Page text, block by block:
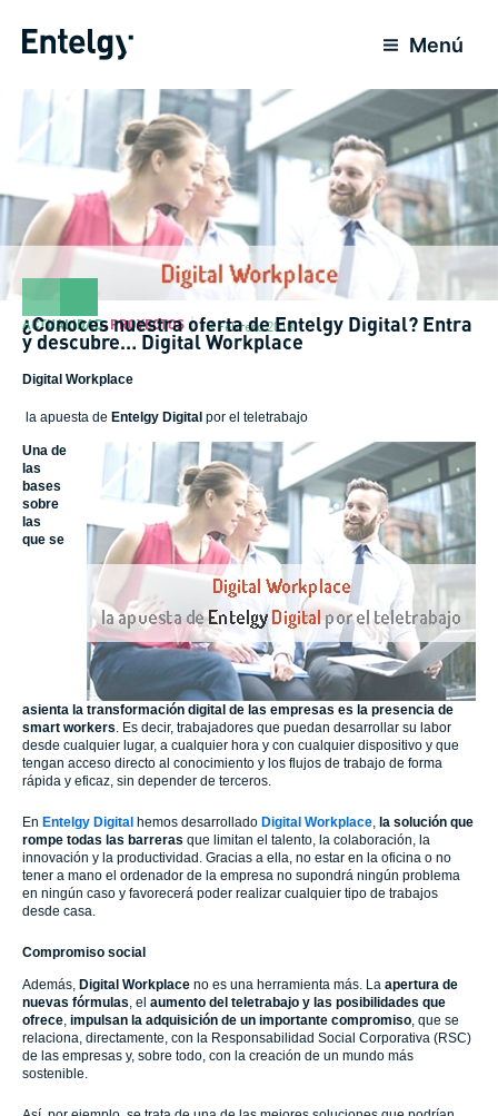
Menú
ACTUALIDAD, PROYECTOS 13 Febrero 2018
¿Conoces nuestra oferta de Entelgy Digital? Entra
y descubre… Digital Workplace
Digital Workplace
la apuesta de Entelgy Digital por el teletrabajo
Una de
las
bases
sobre
las
que se
asienta la transformación digital de las empresas es la presencia de
smart workers . Es decir, trabajadores que puedan desarrollar su labor
desde cualquier lugar, a cualquier hora y con cualquier dispositivo y que
tengan acceso directo al conocimiento y los flujos de trabajo de forma
rápida y eficaz, sin depender de terceros.
En Entelgy Digital hemos desarrollado Digital Workplace la solución que
rompe todas las barreras que limitan el talento, la colaboración, la
innovación y la productividad. Gracias a ella, no estar en la oficina o no
tener a mano el ordenador de la empresa no supondrá ningún problema
en ningún caso y favorecerá poder realizar cualquier tipo de trabajos
desde casa.
Compromiso social
Además, Digital Workplace no es una herramienta más. La apertura de
nuevas fórmulas, el aumento del teletrabajo y las posibilidades que
ofrece, impulsan la adquisición de un importante compromiso, que se
relaciona, directamente, con la Responsabilidad Social Corporativa (RSC)
de las empresas y, sobre todo, con la creación de un mundo más
sostenible.